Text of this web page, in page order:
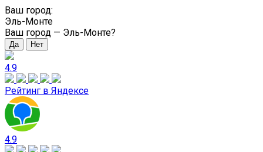
Ваш город:
Эль-Монте
Ваш город — Эль-Монте?
4.9
Рейтинг в Яндексе
4.9